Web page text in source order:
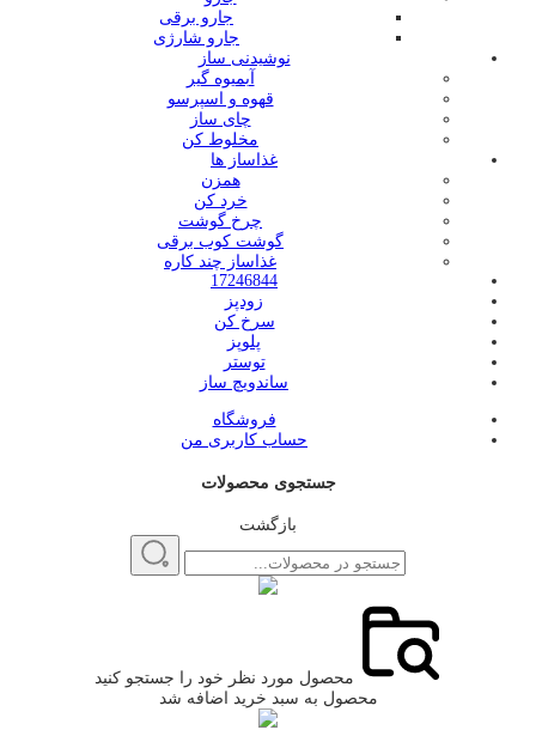
جارو برقی
جارو شارژی
نوشیدنی ساز
آبمیوه گیر
قهوه و اسپرسو
چای ساز
مخلوط کن
غذاساز ها
همزن
خرد کن
چرخ گوشت
گوشت کوب برقی
غذاساز چند کاره
17246844
زودپز
سرخ کن
پلوپز
توستر
ساندویچ ساز
فروشگاه
حساب کاربری من
جستجوی محصولات
بازگشت
محصول مورد نظر خود را جستجو کنید
محصول به سبد خرید اضافه شد